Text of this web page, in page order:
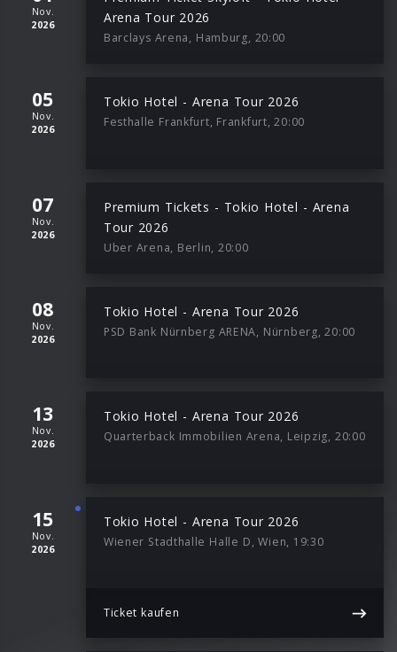
Nov.
2026
Arena Tour 2026
Barclays Arena, Hamburg, 20:00
05
Nov.
2026
Tokio Hotel - Arena Tour 2026
Festhalle Frankfurt, Frankfurt, 20:00
07
Nov.
2026
Premium Tickets - Tokio Hotel - Arena
Tour 2026
Uber Arena, Berlin, 20:00
08
Nov.
2026
Tokio Hotel - Arena Tour 2026
PSD Bank Nürnberg ARENA, Nürnberg, 20:00
13
Nov.
2026
Tokio Hotel - Arena Tour 2026
Quarterback Immobilien Arena, Leipzig, 20:00
15
Nov.
2026
Tokio Hotel - Arena Tour 2026
Wiener Stadthalle Halle D, Wien, 19:30
Ticket kaufen